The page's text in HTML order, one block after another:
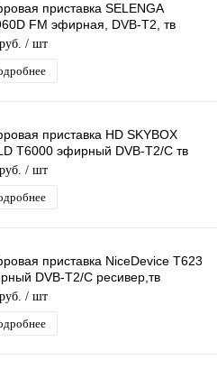
приставка SELENGA
FM эфирная, DVB-T2, тв
тюнер, ресивер, приемник
/ шт
приставка HD SKYBOX
T6000 эфирный DVB-T2/C тв
бесплатное тв тюнер
/ шт
приставка NiceDevice T623
DVB-T2/C ресивер,тв
для бесплатного тв тюнер
/ шт